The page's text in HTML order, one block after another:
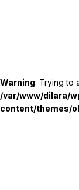
Warning: Trying to
/var/www/dilara/
content/themes/